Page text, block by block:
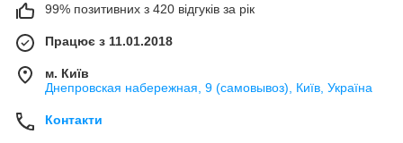
99% позитивних з 420 відгуків за рік
Працює з 11.01.2018
м. Київ
Днепровская набережная, 9 (самовывоз), Київ, Україна
Контакти